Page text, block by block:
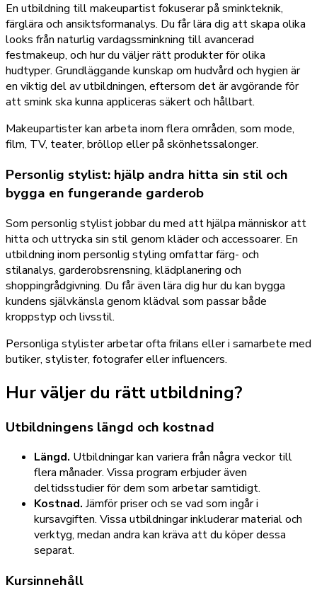
En utbildning till makeupartist fokuserar på sminkteknik,
färglära och ansiktsformanalys. Du får lära dig att skapa olika
looks från naturlig vardagssminkning till avancerad
festmakeup, och hur du väljer rätt produkter för olika
hudtyper. Grundläggande kunskap om hudvård och hygien är
en viktig del av utbildningen, eftersom det är avgörande för
att smink ska kunna appliceras säkert och hållbart.
Makeupartister kan arbeta inom flera områden, som mode,
film, TV, teater, bröllop eller på skönhetssalonger.
Personlig stylist: hjälp andra hitta sin stil och
bygga en fungerande garderob
Som personlig stylist jobbar du med att hjälpa människor att
hitta och uttrycka sin stil genom kläder och accessoarer. En
utbildning inom personlig styling omfattar färg- och
stilanalys, garderobsrensning, klädplanering och
shoppingrådgivning. Du får även lära dig hur du kan bygga
kundens självkänsla genom klädval som passar både
kroppstyp och livsstil.
Personliga stylister arbetar ofta frilans eller i samarbete med
butiker, stylister, fotografer eller influencers.
Hur väljer du rätt utbildning?
Utbildningens längd och kostnad
Längd. Utbildningar kan variera från några veckor till
flera månader. Vissa program erbjuder även
deltidsstudier för dem som arbetar samtidigt.
Kostnad. Jämför priser och se vad som ingår i
kursavgiften. Vissa utbildningar inkluderar material och
verktyg, medan andra kan kräva att du köper dessa
separat.
Kursinnehåll